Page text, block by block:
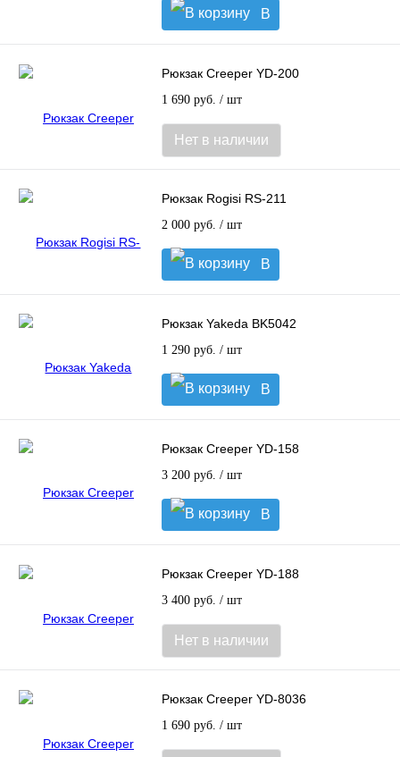
В
корзину
Рюкзак Creeper YD-200
1 690 руб. / шт
Нет в наличии
Рюкзак Rogisi RS-211
2 000 руб. / шт
В
корзину
Рюкзак Yakeda BK5042
1 290 руб. / шт
В
корзину
Рюкзак Creeper YD-158
3 200 руб. / шт
В
корзину
Рюкзак Creeper YD-188
3 400 руб. / шт
Нет в наличии
Рюкзак Creeper YD-8036
1 690 руб. / шт